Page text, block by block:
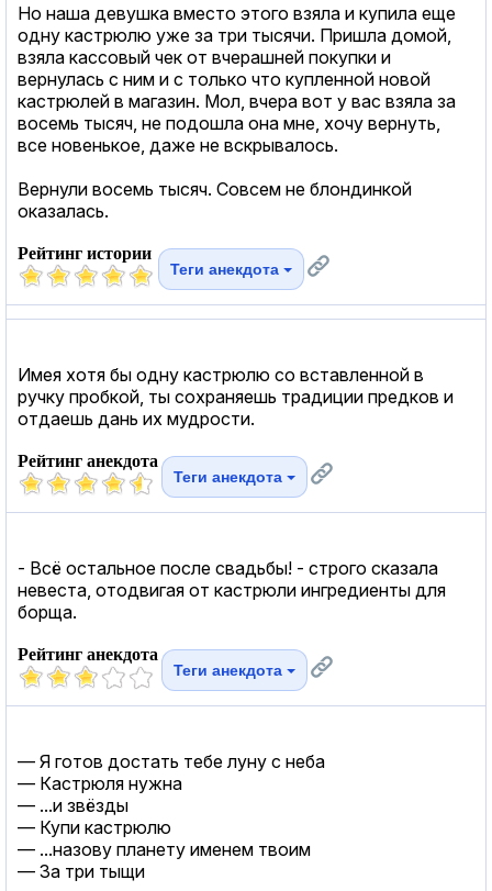
Но наша девушка вместо этого взяла и купила еще
одну кастрюлю уже за три тысячи. Пришла домой,
взяла кассовый чек от вчерашней покупки и
вернулась с ним и с только что купленной новой
кастрюлей в магазин. Мол, вчера вот у вас взяла за
восемь тысяч, не подошла она мне, хочу вернуть,
все новенькое, даже не вскрывалось.
Вернули восемь тысяч. Совсем не блондинкой
оказалась.
Рейтинг истории
Теги анекдота
Имея хотя бы одну кастрюлю со вставленной в
ручку пробкой, ты сохраняешь традиции предков и
отдаешь дань их мудрости.
Рейтинг анекдота
Теги анекдота
- Всё остальное после свадьбы! - строго сказала
невеста, отодвигая от кастрюли ингредиенты для
борща.
Рейтинг анекдота
Теги анекдота
— Я готов достать тебе луну с неба
— Кастрюля нужна
— ...и звёзды
— Купи кастрюлю
— ...назову планету именем твоим
— За три тыщи